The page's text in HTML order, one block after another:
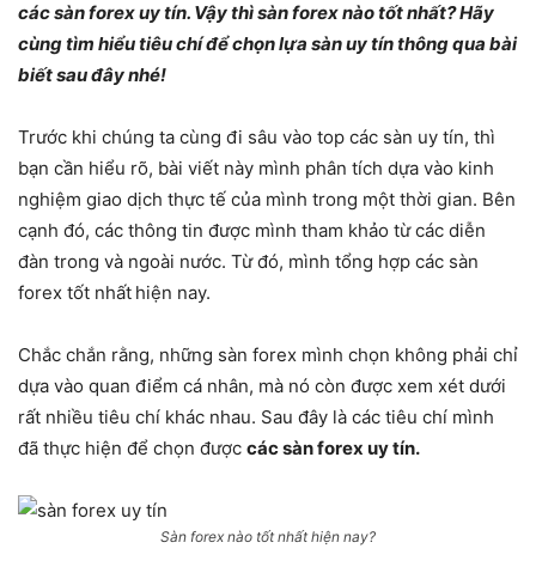
các sàn forex uy tín. Vậy thì sàn forex nào tốt nhất? Hãy
cùng tìm hiểu tiêu chí để chọn lựa sàn uy tín thông qua bài
biết sau đây nhé!
Trước khi chúng ta cùng đi sâu vào top các sàn uy tín, thì
bạn cần hiểu rõ, bài viết này mình phân tích dựa vào kinh
nghiệm giao dịch thực tế của mình trong một thời gian. Bên
cạnh đó, các thông tin được mình tham khảo từ các diễn
đàn trong và ngoài nước. Từ đó, mình tổng hợp các sàn
forex tốt nhất hiện nay.
Chắc chắn rằng, những sàn forex mình chọn không phải chỉ
dựa vào quan điểm cá nhân, mà nó còn được xem xét dưới
rất nhiều tiêu chí khác nhau. Sau đây là các tiêu chí mình
đã thực hiện để chọn được các sàn forex uy tín.
Sàn forex nào tốt nhất hiện nay?